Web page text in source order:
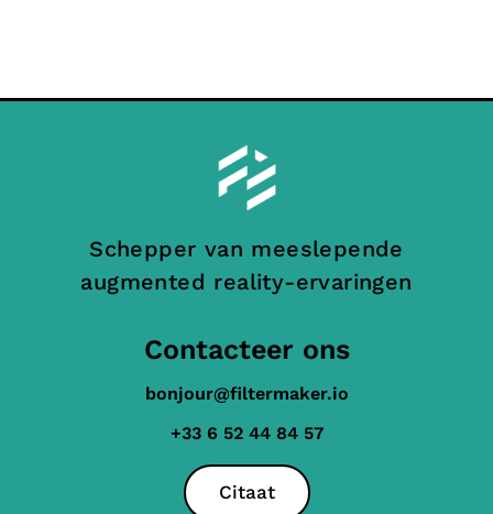
Schepper van meeslepende
augmented reality-ervaringen
Contacteer ons
bonjour@filtermaker.io
+33 6 52 44 84 57
Citaat